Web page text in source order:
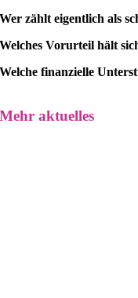
Wer zählt eigentlich als
Welches Vorurteil hält
Welche finanzielle
Mehr aktuelles